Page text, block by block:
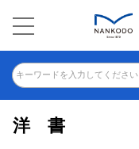
キーワードを入力してください
洋書